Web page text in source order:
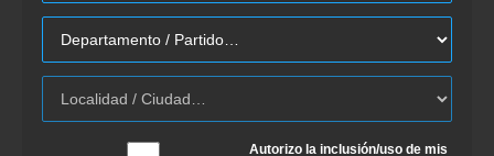
Autorizo la inclusión/uso de mis